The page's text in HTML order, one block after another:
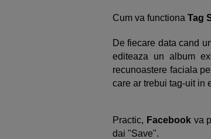
Cum va functiona Tag
De fiecare data cand
editeaza un album
recunoastere faciala
care ar trebui tag-uit in
Practic, Facebookva
dai "Save".